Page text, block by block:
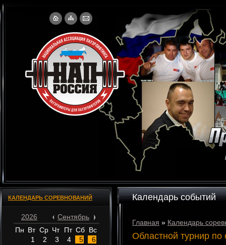
КАЛЕНДАРЬ СОРЕВНОВАНИЙ
2026
Сентябрь
Пн Вт Ср Чт Пт Сб Вс
1
2 3 4 5
6
Календарь событий
Главная » Календарь
Областной турнир